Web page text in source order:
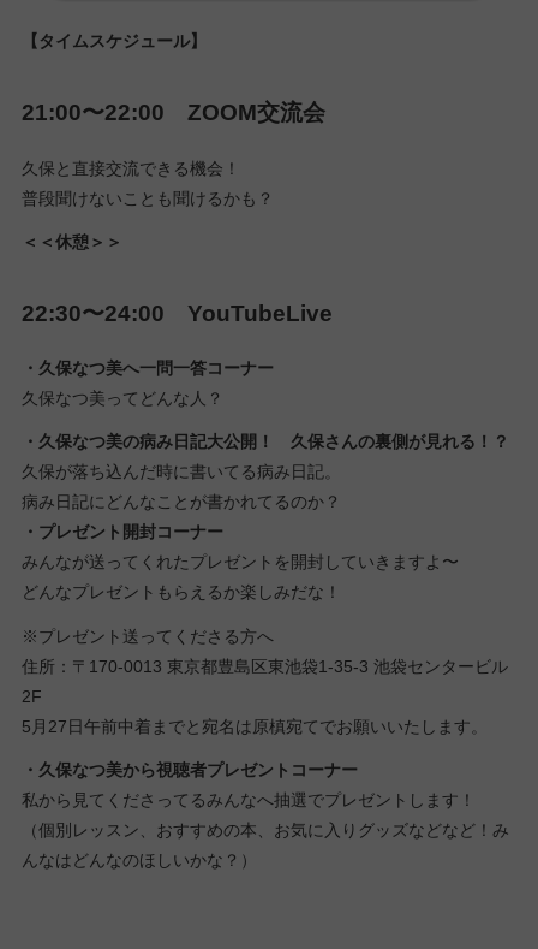
【タイムスケジュール】
21:00〜22:00 ZOOM交流会
久保と直接交流できる機会！
普段聞けないことも聞けるかも？
＜＜休憩＞＞
22:30〜24:00 YouTubeLive
・久保なつ美へ一問一答コーナー
久保なつ美ってどんな人？
・久保なつ美の病み日記大公開！ 久保さんの裏側が見れる！？
久保が落ち込んだ時に書いてる病み日記。
病み日記にどんなことが書かれてるのか？
・プレゼント開封コーナー
みんなが送ってくれたプレゼントを開封していきますよ〜
どんなプレゼントもらえるか楽しみだな！
※プレゼント送ってくださる方へ
住所：〒170-0013 東京都豊島区東池袋1-35-3 池袋センタービル
2F
5月27日午前中着までと宛名は原槙宛てでお願いいたします。
・久保なつ美から視聴者プレゼントコーナー
私から見てくださってるみんなへ抽選でプレゼントします！
（個別レッスン、おすすめの本、お気に入りグッズなどなど！み
んなはどんなのほしいかな？）